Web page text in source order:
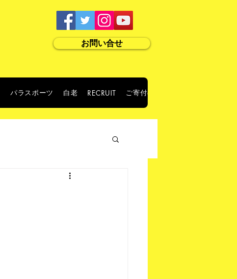
お問い合せ
パラスポーツ 白老 RECRUIT ご寄付のお願い